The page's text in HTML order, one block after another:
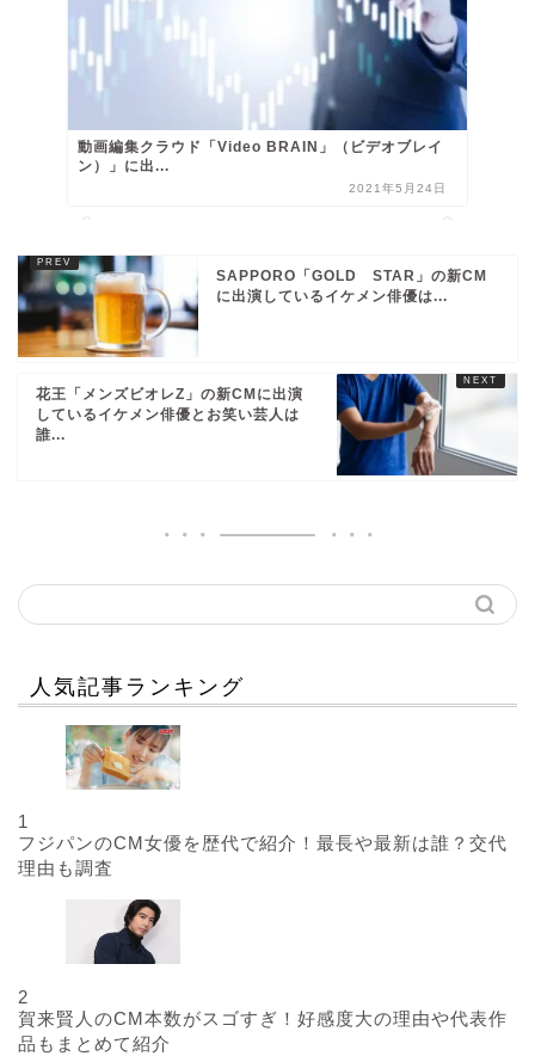
動画編集クラウド「Video BRAIN」（ビデオブレイ
ン）」に出...
2021年5月24日
SAPPORO「GOLD STAR」の新CM
に出演しているイケメン俳優は...
花王「メンズビオレZ」の新CMに出演
しているイケメン俳優とお笑い芸人は
誰...
人気記事ランキング
1
フジパンのCM女優を歴代で紹介！最長や最新は誰？交代
理由も調査
2
賀来賢人のCM本数がスゴすぎ！好感度大の理由や代表作
品もまとめて紹介